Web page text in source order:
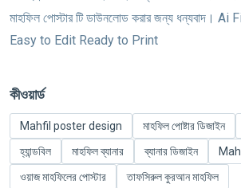
মাহফিল পোস্টার টি ডাউনলোড করার জন্য ধন্যবাদ।
Easy to Edit Ready to Print
কীওয়ার্ড
Mahfil poster design মাহফিল পোষ্টার ডিজাইন
হ্যান্ডবিল
মাহফিল ব্যানার ব্যানার ডিজাইন
ওয়াজ মাহফিলের পোস্টার
তাফসিরুল কুরআন মাহফিল